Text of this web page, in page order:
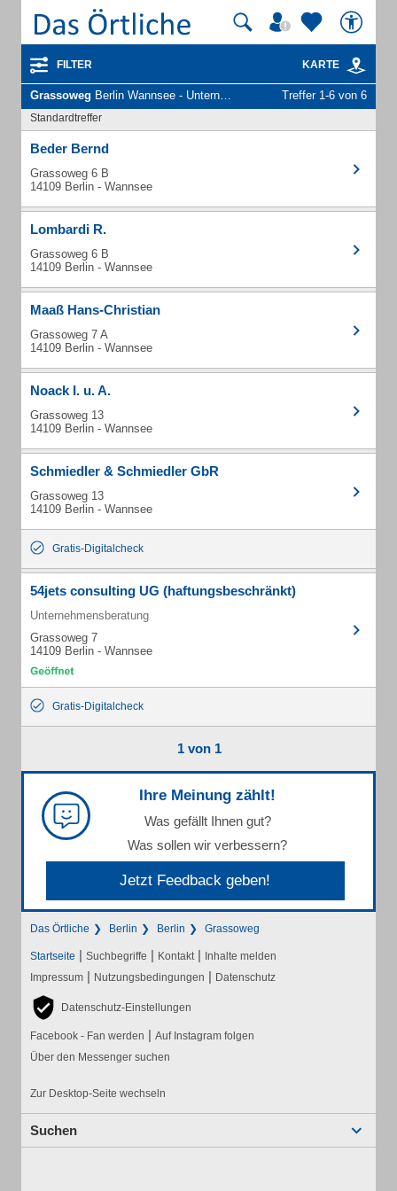
FILTER KARTE
Grassoweg Berlin Wannsee - Unternehmen und Personen Treffer 1-6 von 6
Standardtreffer
Beder Bernd
Grassoweg 6 B
14109 Berlin - Wannsee
Lombardi R.
Grassoweg 6 B
14109 Berlin - Wannsee
Maaß Hans-Christian
Grassoweg 7 A
14109 Berlin - Wannsee
Noack I. u. A.
Grassoweg 13
14109 Berlin - Wannsee
Schmiedler & Schmiedler GbR
Grassoweg 13
14109 Berlin - Wannsee
Gratis-Digitalcheck
54jets consulting UG (haftungsbeschränkt)
Unternehmensberatung
Grassoweg 7
14109 Berlin - Wannsee
Gratis-Digitalcheck
1 von 1
Ihre Meinung zählt!
Was gefällt Ihnen gut?
Was sollen wir verbessern?
Jetzt Feedback geben!
Das Örtliche Berlin Berlin Grassoweg
Startseite | Suchbegriffe | Kontakt | Inhalte melden
Impressum | Nutzungsbedingungen | Datenschutz
Datenschutz-Einstellungen
Facebook - Fan werden | Auf Instagram folgen
Über den Messenger suchen
Zur Desktop-Seite wechseln
Suchen